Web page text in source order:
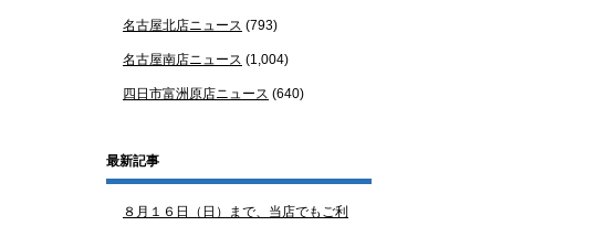
名古屋北店ニュース (793)
名古屋南店ニュース (1,004)
四日市富洲原店ニュース (640)
最新記事
８月１６日（日）まで、当店でもご利